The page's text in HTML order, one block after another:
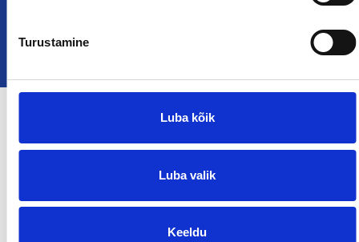
Turustamine
Luba kõik
Luba valik
Keeldu